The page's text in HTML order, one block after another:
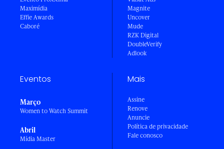
Maximídia
Effie Awards
Caboré
Magnite
Uncover
Mude
RZK Digital
DoubleVerify
Adlook
Eventos
Março
Women to Watch Summit
Abril
Mídia Master
Mais
Assine
Renove
Anuncie
Política de privacidade
Fale conosco